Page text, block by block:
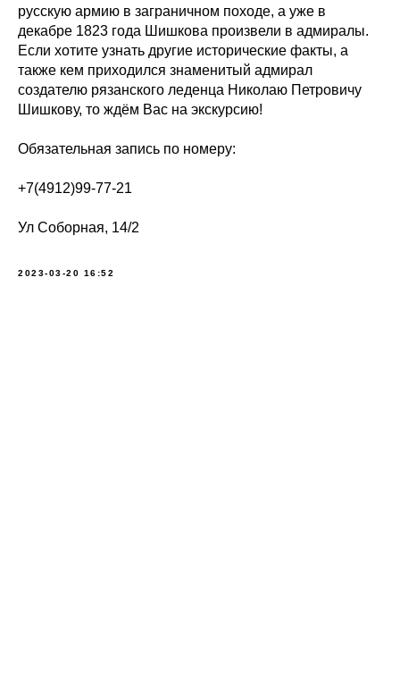
русскую армию в заграничном походе, а уже в
декабре 1823 года Шишкова произвели в адмиралы.
Если хотите узнать другие исторические факты, а
также кем приходился знаменитый адмирал
создателю рязанского леденца Николаю Петровичу
Шишкову, то ждём Bac на экскурсию!
Обязательная запись по номеру:
+7(4912)99-77-21
Ул Соборная, 14/2
2023-03-20 16:52